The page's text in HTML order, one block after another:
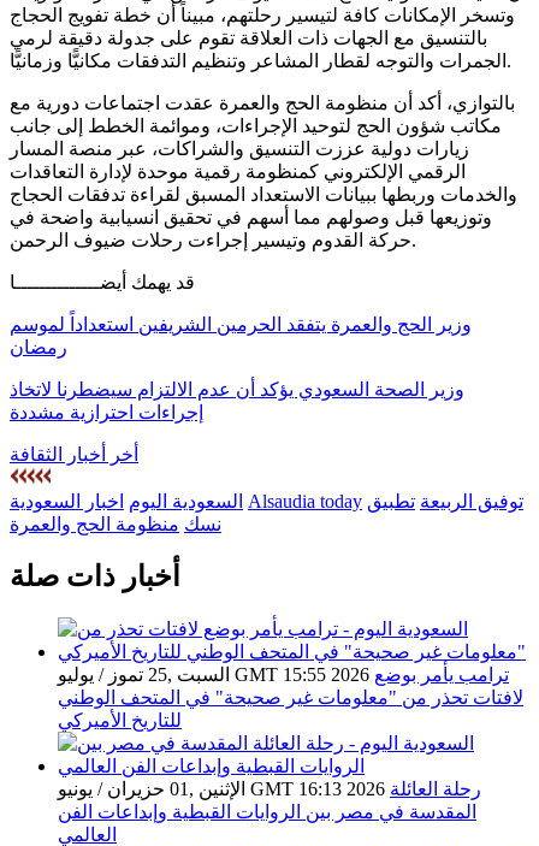
وتسخر الإمكانات كافة لتيسير رحلتهم، مبيناً أن خطة تفويج الحجاج
بالتنسيق مع الجهات ذات العلاقة تقوم على جدولة دقيقة لرمي
الجمرات والتوجه لقطار المشاعر وتنظيم التدفقات مكانيًّا وزمانيًّا.
بالتوازي، أكد أن منظومة الحج والعمرة عقدت اجتماعات دورية مع
مكاتب شؤون الحج لتوحيد الإجراءات، وموائمة الخطط إلى جانب
زيارات دولية عززت التنسيق والشراكات، عبر منصة المسار
الرقمي الإلكتروني كمنظومة رقمية موحدة لإدارة التعاقدات
والخدمات وربطها ببيانات الاستعداد المسبق لقراءة تدفقات الحجاج
وتوزيعها قبل وصولهم مما أسهم في تحقيق انسيابية واضحة في
حركة القدوم وتيسير إجراءت رحلات ضيوف الرحمن.
قد يهمك أيضــــــــــــــا
وزير الحج والعمرة يتفقد الحرمين الشريفين استعداداً لموسم
رمضان
وزير الصحة السعودي يؤكد أن عدم الالتزام سيضطرنا لاتخاذ
إجراءات احترازية مشددة
أخر أخبار الثقافة
السعودية اليوم اخبار السعودية Alsaudia today توفيق الربيعة تطبيق
نسك منظومة الحج والعمرة
أخبار ذات صلة
السبت ,25 تموز / يوليو GMT 15:55 2026 ترامب يأمر بوضع
لافتات تحذر من "معلومات غير صحيحة" في المتحف الوطني
للتاريخ الأميركي
الإثنين ,01 حزيران / يونيو GMT 16:13 2026 رحلة العائلة
المقدسة في مصر بين الروايات القبطية وإبداعات الفن
العالمي